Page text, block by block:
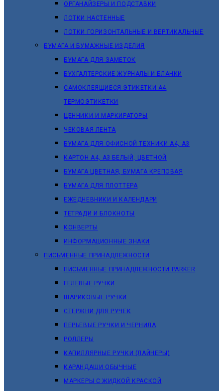
ОРГАНАЙЗЕРЫ И ПОДСТАВКИ
ЛОТКИ НАСТЕННЫЕ
ЛОТКИ ГОРИЗОНТАЛЬНЫЕ И ВЕРТИКАЛЬНЫЕ
БУМАГА И БУМАЖНЫЕ ИЗДЕЛИЯ
БУМАГА ДЛЯ ЗАМЕТОК
БУХГАЛТЕРСКИЕ ЖУРНАЛЫ И БЛАНКИ
САМОКЛЕЯЩИЕСЯ ЭТИКЕТКИ А4,
ТЕРМОЭТИКЕТКИ
ЦЕННИКИ И МАРКИРАТОРЫ
ЧЕКОВАЯ ЛЕНТА
БУМАГА ДЛЯ ОФИСНОЙ ТЕХНИКИ А4, А3
КАРТОН А4, А3 БЕЛЫЙ, ЦВЕТНОЙ
БУМАГА ЦВЕТНАЯ, БУМАГА КРЕПОВАЯ
БУМАГА ДЛЯ ПЛОТТЕРА
ЕЖЕДНЕВНИКИ И КАЛЕНДАРИ
ТЕТРАДИ И БЛОКНОТЫ
КОНВЕРТЫ
ИНФОРМАЦИОННЫЕ ЗНАКИ
ПИСЬМЕННЫЕ ПРИНАДЛЕЖНОСТИ
ПИСЬМЕННЫЕ ПРИНАДЛЕЖНОСТИ PARKER
ГЕЛЕВЫЕ РУЧКИ
ШАРИКОВЫЕ РУЧКИ
СТЕРЖНИ ДЛЯ РУЧЕК
ПЕРЬЕВЫЕ РУЧКИ И ЧЕРНИЛА
РОЛЛЕРЫ
КАПИЛЛЯРНЫЕ РУЧКИ (ЛАЙНЕРЫ)
КАРАНДАШИ ОБЫЧНЫЕ
МАРКЕРЫ C ЖИДКОЙ КРАСКОЙ